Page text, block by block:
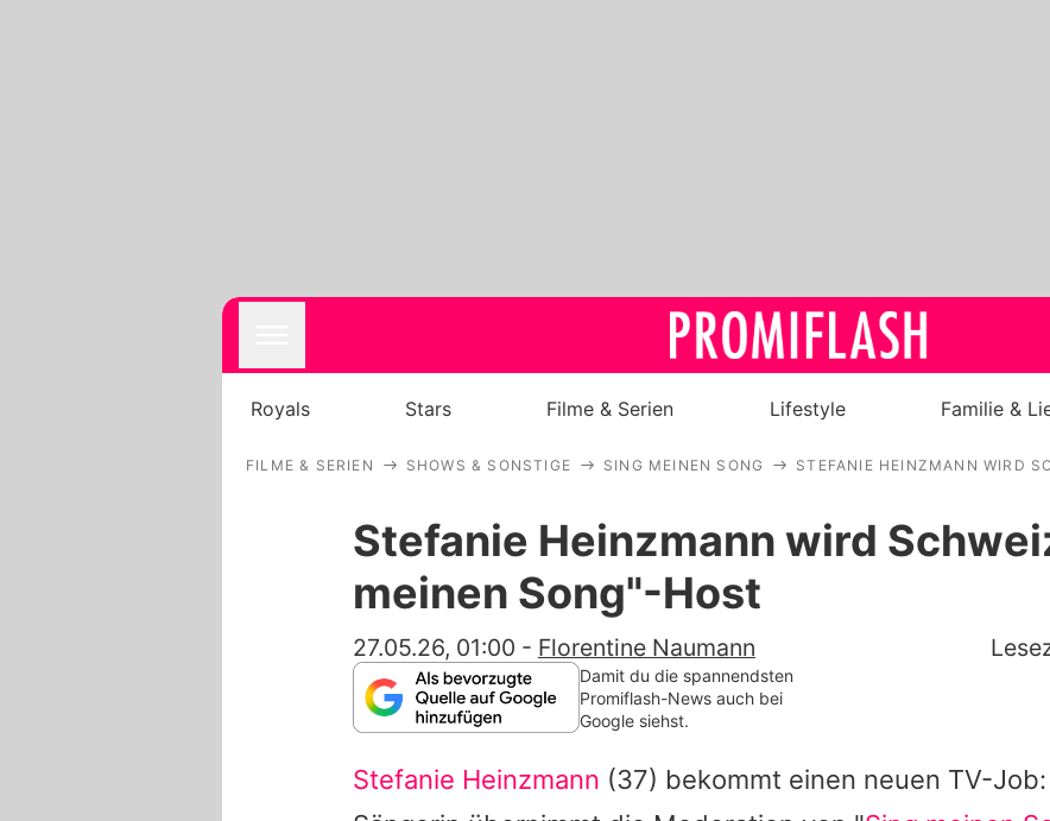
Royals
Familie & Liebe
Royals Stars Filme & Serien Lifestyle Familie &
FILME & SERIEN SHOWS & SONSTIGE SING MEINEN SONG STEFANIE HEINZMANN WIRD
Stefanie Heinzmann wird
meinen Song"-Host
27.05.26, 01:00 - Florentine Naumann
Damit du die spannendsten
Promiflash-News auch bei
Google siehst.
Stefanie Heinzmann (37) bekommt einen neuen TV-